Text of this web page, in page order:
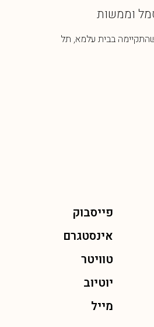
בבית עלמא, תל
פייסבוק
אינסטגרם
טוויטר
יוטיוב
מייל